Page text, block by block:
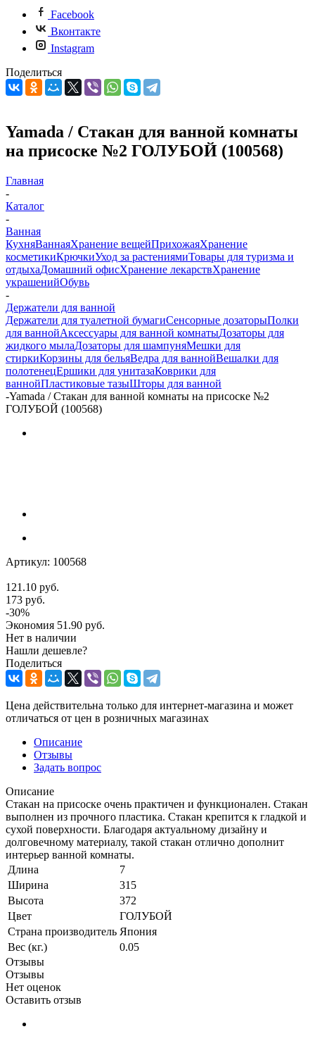
Facebook
Вконтакте
Instagram
Поделиться
Yamada / Стакан для ванной комнаты
на присоске №2 ГОЛУБОЙ (100568)
Главная
-
Каталог
-
Ванная
КухняВаннаяХранение вещейПрихожаяХранение
косметикиКрючкиУход за растениямиТовары для туризма и
отдыхаДомашний офисХранение лекарствХранение
украшенийОбувь
-
Держатели для ванной
Держатели для туалетной бумагиСенсорные дозаторыПолки
для ваннойАксессуары для ванной комнатыДозаторы для
жидкого мылаДозаторы для шампуняМешки для
стиркиКорзины для бельяВедра для ваннойВешалки для
полотенецЕршики для унитазаКоврики для
ваннойПластиковые тазыШторы для ванной
-Yamada / Стакан для ванной комнаты на присоске №2
ГОЛУБОЙ (100568)
Артикул: 100568
121.10 руб.
173 руб.
-30%
Экономия 51.90 руб.
Нет в наличии
Нашли дешевле?
Поделиться
Цена действительна только для интернет-магазина и может
отличаться от цен в розничных магазинах
Описание
Отзывы
Задать вопрос
Описание
Стакан на присоске очень практичен и функционален. Стакан
выполнен из прочного пластика. Стакан крепится к гладкой и
сухой поверхности. Благодаря актуальному дизайну и
долговечному материалу, такой стакан отлично дополнит
интерьер ванной комнаты.
Длина
7
Ширина
315
Высота
372
Цвет
ГОЛУБОЙ
Страна производитель Япония
Вес (кг.)
0.05
Отзывы
Отзывы
Нет оценок
Оставить отзыв